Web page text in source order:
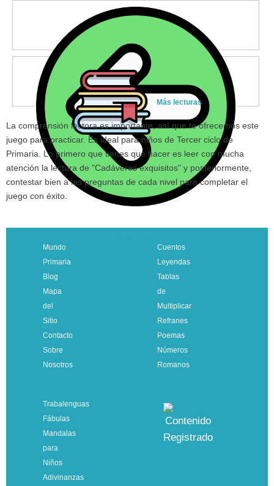
Más lecturas
La comprensión lectora es importante, así que te ofrecemos este
juego para practicar. Es ideal para niños de Tercer ciclo de
Primaria. Lo primero que tienes que hacer es leer con mucha
atención la lectura de "Cadáveres exquisitos" y posteriormente,
contestar bien a las preguntas de cada nivel para completar el
juego con éxito.
Mundo
Primaria
Blog
Mapa
del
Sitio
Contacto
Sobre
Nosotros
Cuentos
Leyendas
Tablas
de
Multiplicar
Refranes
Poemas
Números
Romanos
Trabalenguas
Fábulas
Mandalas
para
Niños
Adivinanzas